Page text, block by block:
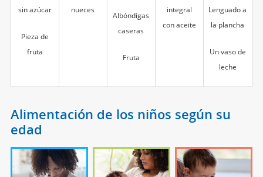
sin azúcar
Pieza de
fruta
nueces
Albóndigas
caseras
Fruta
integral
con aceite
Lenguado a
la plancha
Un vaso de
leche
Alimentación de los niños según su
edad